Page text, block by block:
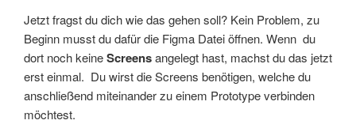
Jetzt fragst du dich wie das gehen soll? Kein Problem, zu
Beginn musst du dafür die Figma Datei öffnen. Wenn du
dort noch keineScreensangelegt hast, machst du das jetzt
erst einmal. Du wirst die Screens benötigen, welche du
anschließend miteinander zu einem Prototype verbinden
möchtest.